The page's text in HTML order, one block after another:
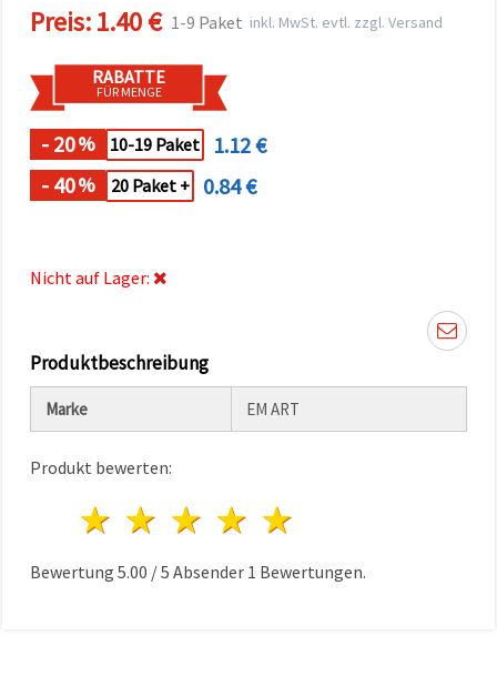
Auswahl in
individuell
festlegen.
Einwilligung
können Sie
jederzeit
ändern
widerrufen.
Richtlinie
akzeptieren
Cookie-
Preis:1.40 € 1-9 Paket inkl. MwSt. evtl. zzgl. Versand
RABATTE
FÜR MENGE
- 20% 10-19 Paket
1.12 €
- 40% 20 Paket + 0.84 €
Nicht auf Lager:
Produktbeschreibung
Marke EM ART
Produkt bewerten:
4 Sterne
3 Sterne
2 Sterne
1 Stern
Bewertung 5.00 /5 Absender 1 Bewertungen.